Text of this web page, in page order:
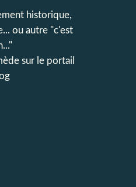
historique,
ou autre "c'est
sur le portail